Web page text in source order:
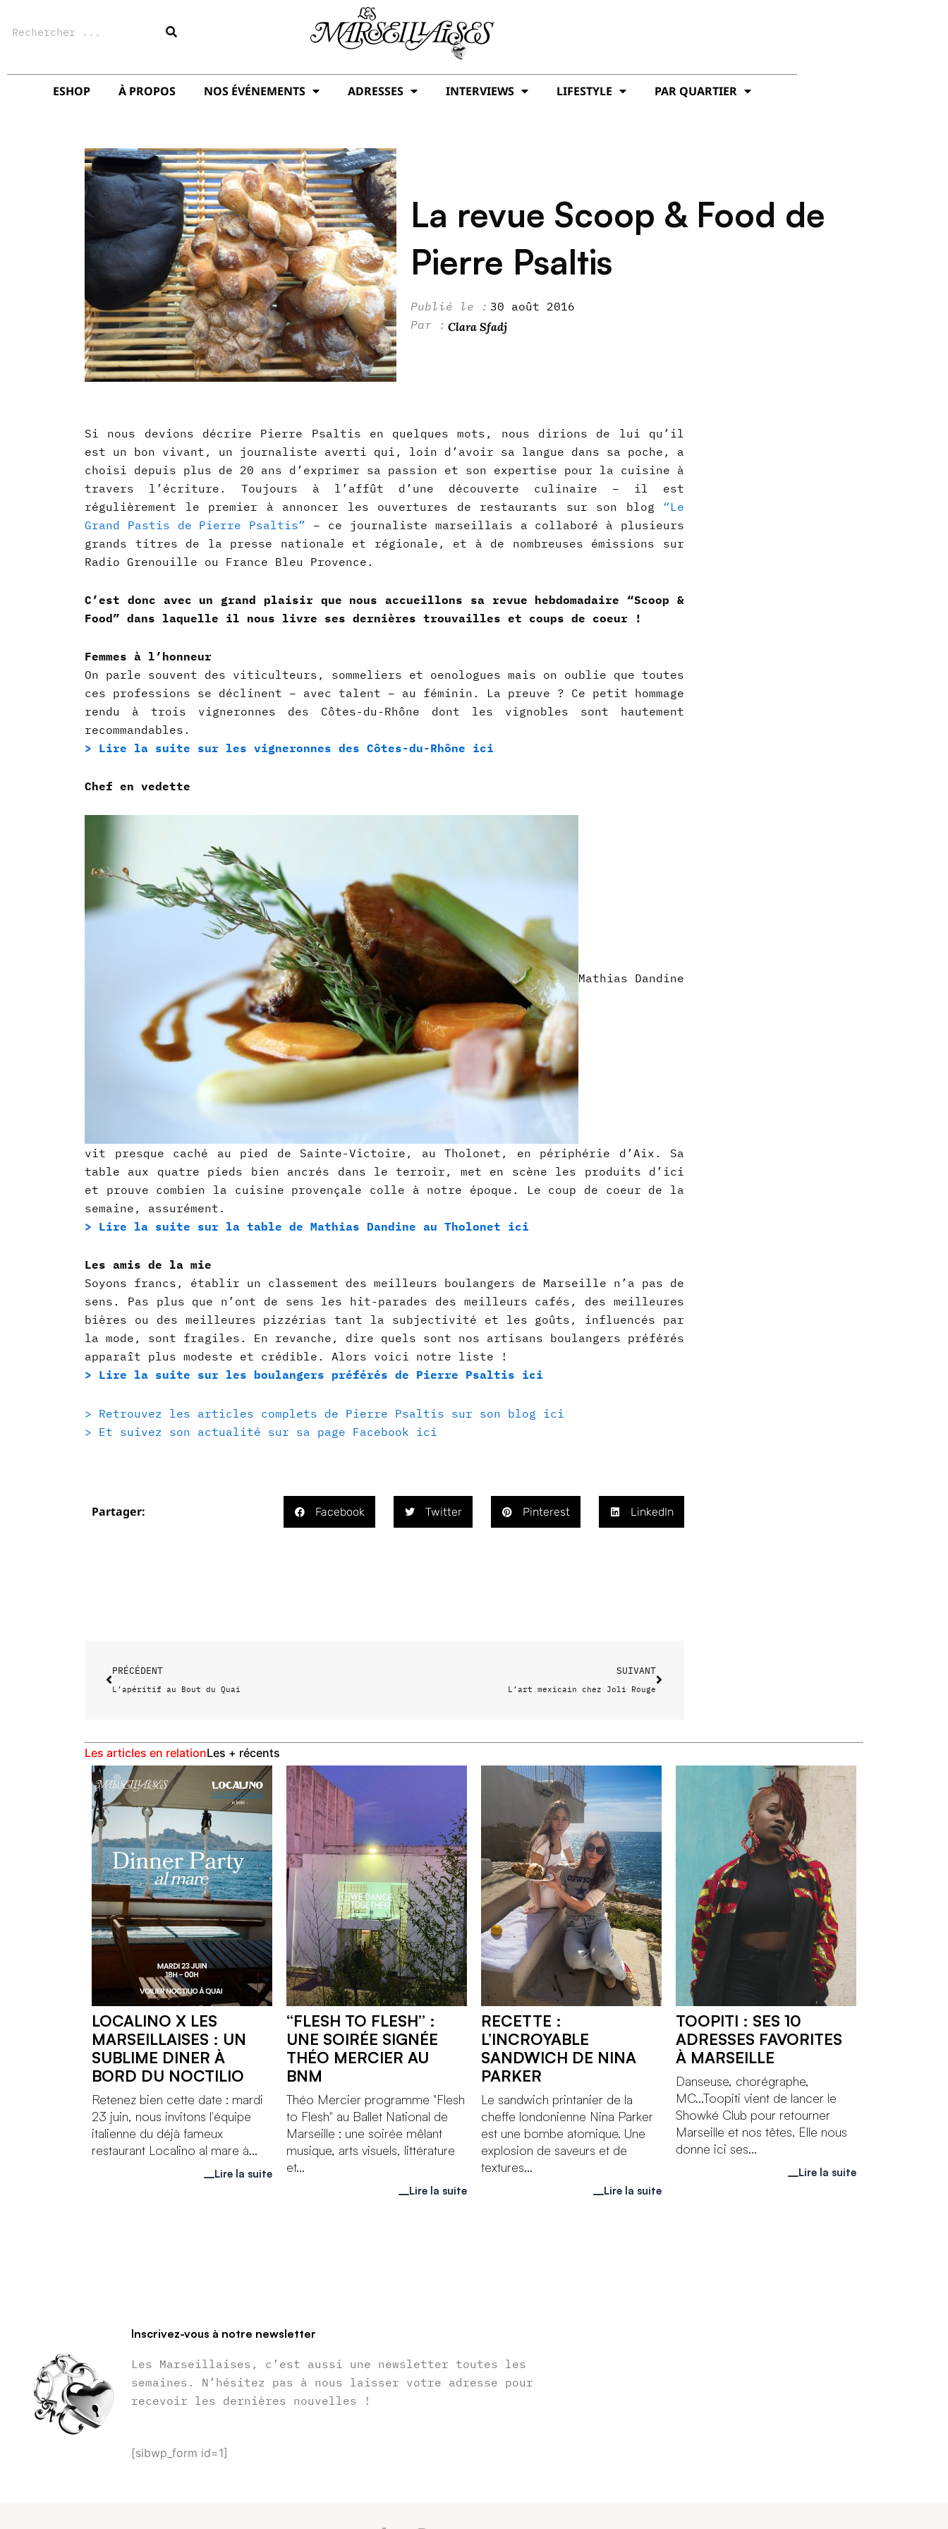
ESHOP À PROPOS NOS ÉVÉNEMENTS ADRESSES INTERVIEWS LIFESTYLE PAR QUARTIER
La revue Scoop & Food de
Pierre Psaltis
30 août 2016
Clara Sfadj
Si nous devions décrire Pierre Psaltis en quelques mots, nous dirions de lui qu’il
est un bon vivant, un journaliste averti qui, loin d’avoir sa langue dans sa poche, a
choisi depuis plus de 20 ans d’exprimer sa passion et son expertise pour la cuisine à
travers l’écriture. Toujours à l’affût d’une découverte culinaire – il est
régulièrement le premier à annoncer les ouvertures de restaurants sur son blog “Le
Grand Pastis de Pierre Psaltis” – ce journaliste marseillais a collaboré à plusieurs
grands titres de la presse nationale et régionale, et à de nombreuses émissions sur
Radio Grenouille ou France Bleu Provence.
C’est donc avec un grand plaisir que nous accueillons sa revue hebdomadaire “Scoop &
Food” dans laquelle il nous livre ses dernières trouvailles et coups de coeur !
Femmes à l’honneur
On parle souvent des viticulteurs, sommeliers et oenologues mais on oublie que toutes
ces professions se déclinent – avec talent – au féminin. La preuve ? Ce petit hommage
rendu à trois vigneronnes des Côtes-du-Rhône dont les vignobles sont hautement
recommandables.
> Lire la suite sur les vigneronnes des Côtes-du-Rhône ici
Chef en vedette
Mathias Dandine
vit presque caché au pied de Sainte-Victoire, au Tholonet, en périphérie d’Aix. Sa
table aux quatre pieds bien ancrés dans le terroir, met en scène les produits d’ici
et prouve combien la cuisine provençale colle à notre époque. Le coup de coeur de la
semaine, assurément.
> Lire la suite sur la table de Mathias Dandine au Tholonet ici
Les amis de la mie
Soyons francs, établir un classement des meilleurs boulangers de Marseille n’a pas de
sens. Pas plus que n’ont de sens les hit-parades des meilleurs cafés, des meilleures
bières ou des meilleures pizzérias tant la subjectivité et les goûts, influencés par
la mode, sont fragiles. En revanche, dire quels sont nos artisans boulangers préférés
apparaît plus modeste et crédible. Alors voici notre liste !
> Lire la suite sur les boulangers préférés de Pierre Psaltis ici
> Retrouvez les articles complets de Pierre Psaltis sur son blog ici
> Et suivez son actualité sur sa page Facebook ici
Partager: Facebook Twitter Pinterest LinkedIn
PRÉCÉDENT
L’apéritif au Bout du Quai
SUIVANT
L’art mexicain chez Joli Rouge
Les articles en relationLes + récents
LOCALINO X LES
MARSEILLAISES : UN
SUBLIME DINER À
BORD DU NOCTILIO
Retenez bien cette date : mardi
23 juin, nous invitons l'équipe
italienne du déjà fameux
restaurant Localino al mare à...
Lire la suite
“FLESH TO FLESH” :
UNE SOIRÉE SIGNÉE
THÉO MERCIER AU
BNM
Théo Mercier programme "Flesh
to Flesh" au Ballet National de
Marseille : une soirée mêlant
musique, arts visuels, littérature
et...
Lire la suite
RECETTE :
L’INCROYABLE
SANDWICH DE NINA
PARKER
Le sandwich printanier de la
cheffe londonienne Nina Parker
est une bombe atomique. Une
explosion de saveurs et de
textures...
Lire la suite
TOOPITI : SES 10
ADRESSES FAVORITES
À MARSEILLE
Danseuse, chorégraphe,
MC...Toopiti vient de lancer le
Showké Club pour retourner
Marseille et nos têtes. Elle nous
donne ici ses...
Lire la suite
Inscrivez-vous à notre newsletter
Les Marseillaises, c’est aussi une newsletter toutes les
semaines. N’hésitez pas à nous laisser votre adresse pour
recevoir les dernières nouvelles !
[sibwp_form id=1]